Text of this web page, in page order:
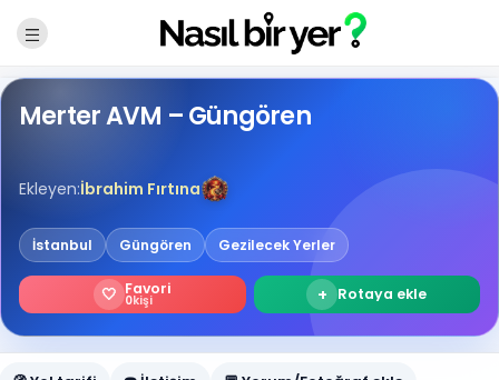
Merter AVM – Güngören
Ekleyen:İbrahim Fırtına
İstanbul Güngören Gezilecek Yerler
🤍 Favori
0kişi + Rotaya ekle